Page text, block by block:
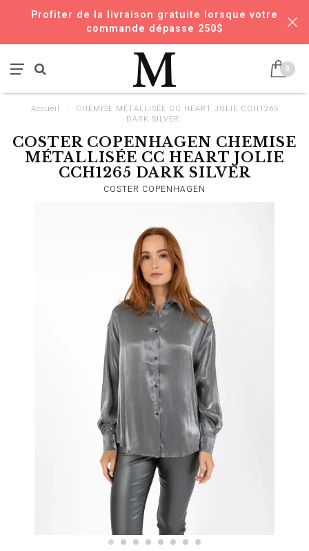
Profiter de la livraison gratuite lorsque votre
commande dépasse 250$
0
Accueil
CHEMISE MÉTALLISÉE CC HEART JOLIE CCH1265
DARK SILVER
COSTER COPENHAGEN CHEMISE
MÉTALLISÉE CC HEART JOLIE
CCH1265 DARK SILVER
COSTER COPENHAGEN